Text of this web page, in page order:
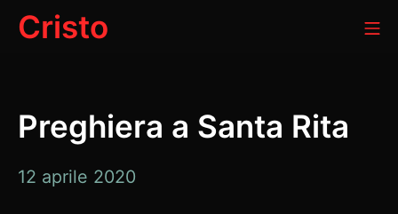
PassaCristo
Preghiera a Santa Rita
12 aprile 2020